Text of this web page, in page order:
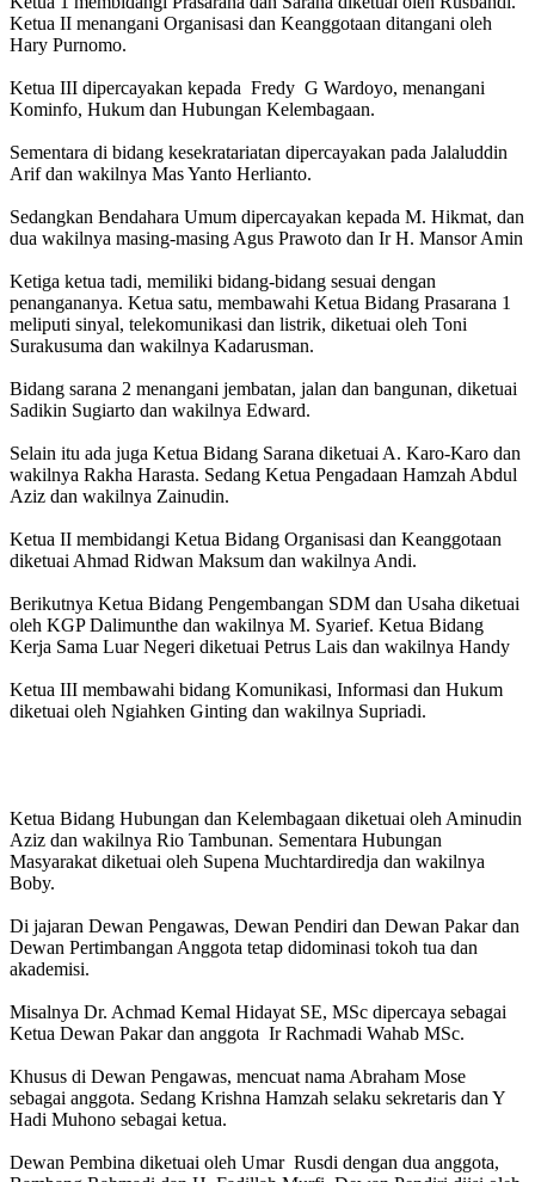
Ketua II menangani Organisasi dan Keanggotaan ditangani oleh
Hary Purnomo.
Ketua III dipercayakan kepada Fredy G Wardoyo, menangani
Kominfo, Hukum dan Hubungan Kelembagaan.
Sementara di bidang kesekratariatan dipercayakan pada Jalaluddin
Arif dan wakilnya Mas Yanto Herlianto.
Sedangkan Bendahara Umum dipercayakan kepada M. Hikmat, dan
dua wakilnya masing-masing Agus Prawoto dan Ir H. Mansor Amin
Ketiga ketua tadi, memiliki bidang-bidang sesuai dengan
penangananya. Ketua satu, membawahi Ketua Bidang Prasarana 1
meliputi sinyal, telekomunikasi dan listrik, diketuai oleh Toni
Surakusuma dan wakilnya Kadarusman.
Bidang sarana 2 menangani jembatan, jalan dan bangunan, diketuai
Sadikin Sugiarto dan wakilnya Edward.
Selain itu ada juga Ketua Bidang Sarana diketuai A. Karo-Karo dan
wakilnya Rakha Harasta. Sedang Ketua Pengadaan Hamzah Abdul
Aziz dan wakilnya Zainudin.
Ketua II membidangi Ketua Bidang Organisasi dan Keanggotaan
diketuai Ahmad Ridwan Maksum dan wakilnya Andi.
Berikutnya Ketua Bidang Pengembangan SDM dan Usaha diketuai
oleh KGP Dalimunthe dan wakilnya M. Syarief. Ketua Bidang
Kerja Sama Luar Negeri diketuai Petrus Lais dan wakilnya Handy
Ketua III membawahi bidang Komunikasi, Informasi dan Hukum
diketuai oleh Ngiahken Ginting dan wakilnya Supriadi.
Ketua Bidang Hubungan dan Kelembagaan diketuai oleh Aminudin
Aziz dan wakilnya Rio Tambunan. Sementara Hubungan
Masyarakat diketuai oleh Supena Muchtardiredja dan wakilnya
Boby.
Di jajaran Dewan Pengawas, Dewan Pendiri dan Dewan Pakar dan
Dewan Pertimbangan Anggota tetap didominasi tokoh tua dan
akademisi.
Misalnya Dr. Achmad Kemal Hidayat SE, MSc dipercaya sebagai
Ketua Dewan Pakar dan anggota Ir Rachmadi Wahab MSc.
Khusus di Dewan Pengawas, mencuat nama Abraham Mose
sebagai anggota. Sedang Krishna Hamzah selaku sekretaris dan Y
Hadi Muhono sebagai ketua.
Dewan Pembina diketuai oleh Umar Rusdi dengan dua anggota,